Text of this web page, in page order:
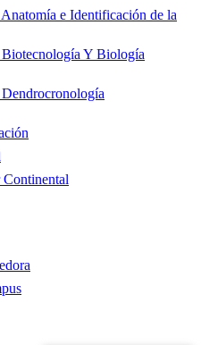
e Identificación de la
Y Biología